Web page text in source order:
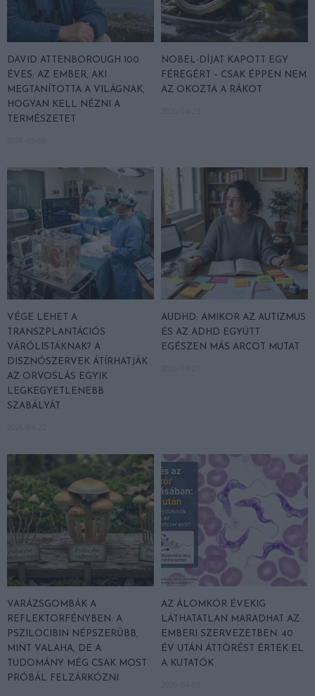
DAVID ATTENBOROUGH 100
ÉVES: AZ EMBER, AKI
MEGTANÍTOTTA A VILÁGNAK,
HOGYAN KELL NÉZNI A
TERMÉSZETET
NOBEL-DÍJAT KAPOTT EGY
FÉREGÉRT – CSAK ÉPPEN NEM
AZ OKOZTA A RÁKOT
VÉGE LEHET A
TRANSZPLANTÁCIÓS
VÁRÓLISTÁKNAK? A
DISZNÓSZERVEK ÁTÍRHATJÁK
AZ ORVOSLÁS EGYIK
LEGKEGYETLENEBB
SZABÁLYÁT
AUDHD: AMIKOR AZ AUTIZMUS
ÉS AZ ADHD EGYÜTT
EGÉSZEN MÁS ARCOT MUTAT
VARÁZSGOMBÁK A
REFLEKTORFÉNYBEN: A
PSZILOCIBIN NÉPSZERŰBB,
MINT VALAHA, DE A
TUDOMÁNY MÉG CSAK MOST
PRÓBÁL FELZÁRKÓZNI
AZ ÁLOMKÓR ÉVEKIG
LÁTHATATLAN MARADHAT AZ
EMBERI SZERVEZETBEN: 40
ÉV UTÁN ÁTTÖRÉST ÉRTEK EL
A KUTATÓK